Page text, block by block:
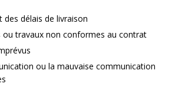
des délais de livraison
ou travaux non conformes au contrat
ou la mauvaise communication